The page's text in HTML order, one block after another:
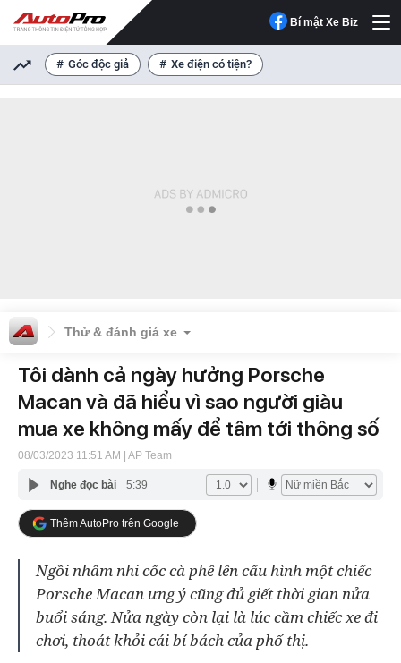
Bí mật Xe Biz
Góc độc giả Xe điện có tiện?
Thử & đánh giá xe
Tôi dành cả ngày hưởng Porsche
Macan và đã hiểu vì sao người giàu
mua xe không mấy để tâm tới thông số
08/03/2023 11:51 AM | AP Team
Nghe đọc bài 5:39
Thêm AutoPro trên Google
Ngồi nhâm nhi cốc cà phê lên cấu hình một chiếc
Porsche Macan ưng ý cũng đủ giết thời gian nửa
buổi sáng. Nửa ngày còn lại là lúc cầm chiếc xe đi
chơi, thoát khỏi cái bí bách của phố thị.